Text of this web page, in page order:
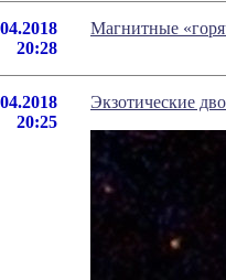
20:28
Магнитные
20:25
Экзотические